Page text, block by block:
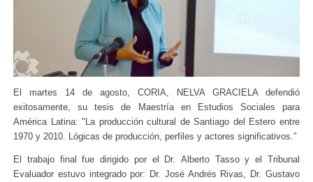
El martes 14 de agosto, CORIA, NELVA GRACIELA defendió
exitosamente, su tesis de Maestría en Estudios Sociales para
América Latina: "La producción cultural de Santiago del Estero entre
1970 y 2010. Lógicas de producción, perfiles y actores significativos."
El trabajo final fue dirigido por el Dr. Alberto Tasso y el Tribunal
Evaluador estuvo integrado por: Dr. José Andrés Rivas, Dr. Gustavo